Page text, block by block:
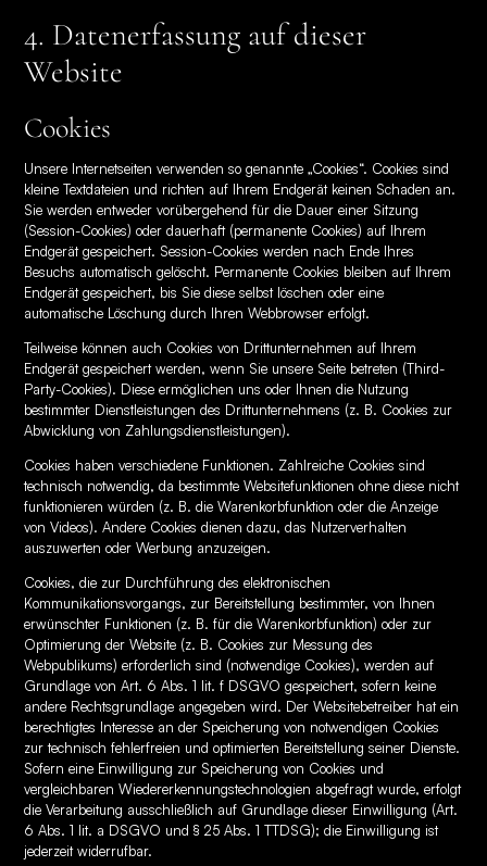
4. Datenerfassung auf dieser
Website
Cookies
Unsere Internetseiten verwenden so genannte „Cookies“. Cookies sind
kleine Textdateien und richten auf Ihrem Endgerät keinen Schaden an.
Sie werden entweder vorübergehend für die Dauer einer Sitzung
(Session-Cookies) oder dauerhaft (permanente Cookies) auf Ihrem
Endgerät gespeichert. Session-Cookies werden nach Ende Ihres
Besuchs automatisch gelöscht. Permanente Cookies bleiben auf Ihrem
Endgerät gespeichert, bis Sie diese selbst löschen oder eine
automatische Löschung durch Ihren Webbrowser erfolgt.
Teilweise können auch Cookies von Drittunternehmen auf Ihrem
Endgerät gespeichert werden, wenn Sie unsere Seite betreten (Third-
Party-Cookies). Diese ermöglichen uns oder Ihnen die Nutzung
bestimmter Dienstleistungen des Drittunternehmens (z. B. Cookies zur
Abwicklung von Zahlungsdienstleistungen).
Cookies haben verschiedene Funktionen. Zahlreiche Cookies sind
technisch notwendig, da bestimmte Websitefunktionen ohne diese nicht
funktionieren würden (z. B. die Warenkorbfunktion oder die Anzeige
von Videos). Andere Cookies dienen dazu, das Nutzerverhalten
auszuwerten oder Werbung anzuzeigen.
Cookies, die zur Durchführung des elektronischen
Kommunikationsvorgangs, zur Bereitstellung bestimmter, von Ihnen
erwünschter Funktionen (z. B. für die Warenkorbfunktion) oder zur
Optimierung der Website (z. B. Cookies zur Messung des
Webpublikums) erforderlich sind (notwendige Cookies), werden auf
Grundlage von Art. 6 Abs. 1 lit. f DSGVO gespeichert, sofern keine
andere Rechtsgrundlage angegeben wird. Der Websitebetreiber hat ein
berechtigtes Interesse an der Speicherung von notwendigen Cookies
zur technisch fehlerfreien und optimierten Bereitstellung seiner Dienste.
Sofern eine Einwilligung zur Speicherung von Cookies und
vergleichbaren Wiedererkennungstechnologien abgefragt wurde, erfolgt
die Verarbeitung ausschließlich auf Grundlage dieser Einwilligung (Art.
6 Abs. 1 lit. a DSGVO und § 25 Abs. 1 TTDSG); die Einwilligung ist
jederzeit widerrufbar.